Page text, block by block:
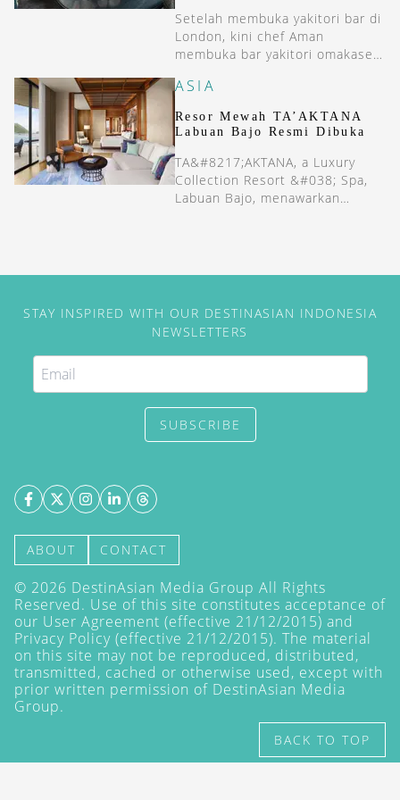
Setelah membuka yakitori bar di
London, kini chef Aman
membuka bar yakitori omakase
ASIA
Resor Mewah TA’AKTANA
Labuan Bajo Resmi Dibuka
TA&#8217;AKTANA, a Luxury
Collection Resort &#038; Spa,
Labuan Bajo, menawarkan
STAY INSPIRED WITH OUR DESTINASIAN INDONESIA
NEWSLETTERS
SUBSCRIBE
ABOUT CONTACT
© 2026 DestinAsian Media Group All Rights
Reserved. Use of this site constitutes acceptance of
our User Agreement (effective 21/12/2015) and
Privacy Policy (effective 21/12/2015). The material
on this site may not be reproduced, distributed,
transmitted, cached or otherwise used, except with
prior written permission of DestinAsian Media
Group.
BACK TO TOP